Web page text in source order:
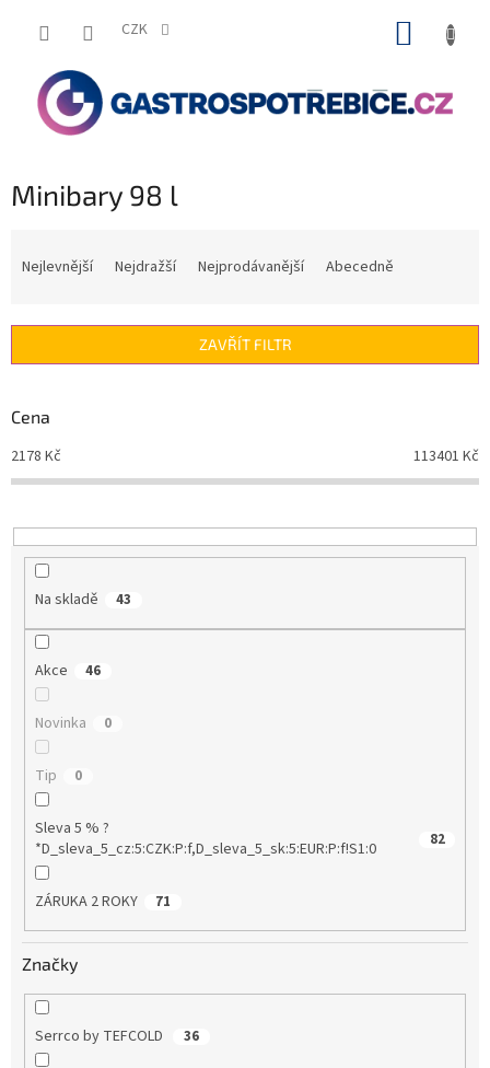
CZK
Minibary 98 l
í
r
o
d
u
t
ů
Nejlevnější Nejdražší Nejprodávanější Abecedně
ZAVŘÍT FILTR
Cena
2178 Kč 113401 Kč
Na skladě 43
Akce 46
Novinka 0
Tip 0
Sleva 5 % ?
*D_sleva_5_cz:5:CZK:P:f,D_sleva_5_sk:5:EUR:P:f!S1:0
82
ZÁRUKA 2 ROKY 71
Značky
Serrco by TEFCOLD 36